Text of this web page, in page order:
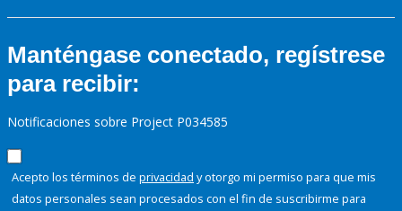
Manténgase conectado, regístrese
para recibir:
Notificaciones sobre Project P034585
Acepto los términos de privacidad y otorgo mi permiso para que mis
datos personales sean procesados con el fin de suscribirme para